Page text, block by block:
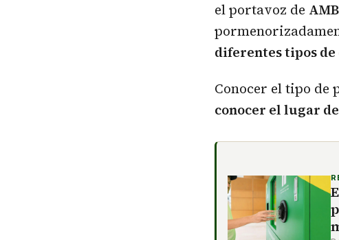
el portavoz de
diferentes tipos de
Conocer el tipo de
conocer el lugar